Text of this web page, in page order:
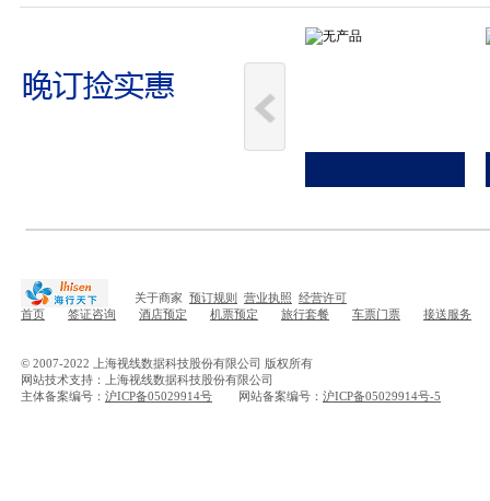
关于商家 预订规则 营业执照 经营许可
首页
签证咨询 酒店预定 机票预定 旅行套餐 车票门票 接送服务
© 2007-2022 上海视线数据科技股份有限公司 版权所有
网站技术支持：上海视线数据科技股份有限公司
主体备案编号： 沪ICP备05029914号 网站备案编号： 沪ICP备05029914号-5